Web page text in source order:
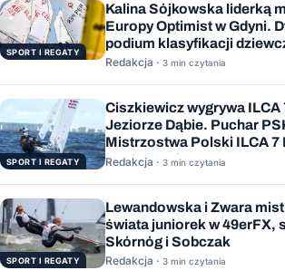
SPORT I REGATY
Kalina Sójkowska liderką
Europy Optimist w Gdyni.
podium klasyfikacji
Redakcja · 3 min czytania
SPORT I REGATY
Ciszkiewicz wygrywa ILCA
Jeziorze Dąbie. Puchar
Mistrzostwa Polski ILCA 7
rozstrzygnięte
Redakcja · 3 min czytania
SPORT I REGATY
Lewandowska i Zwara
świata juniorek w 49erFX,
Skórnóg i Sobczak
Redakcja · 3 min czytania